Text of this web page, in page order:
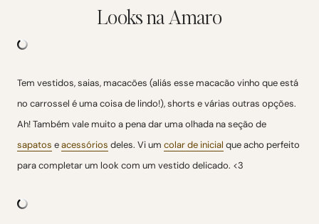
Looks na Amaro
Tem vestidos, saias, macacões (aliás esse macacão vinho que está
no carrossel é uma coisa de lindo!), shorts e várias outras opções.
Ah! Também vale muito a pena dar uma olhada na seção de
sapatos eacessórios deles. Vi um colar de inicial que acho perfeito
para completar um look com um vestido delicado. <3